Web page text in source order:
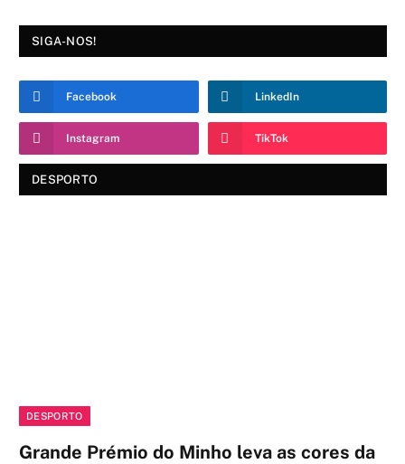
SIGA-NOS!
Facebook LinkedIn
Instagram TikTok
DESPORTO
DESPORTO
Grande Prémio do Minho leva as cores da